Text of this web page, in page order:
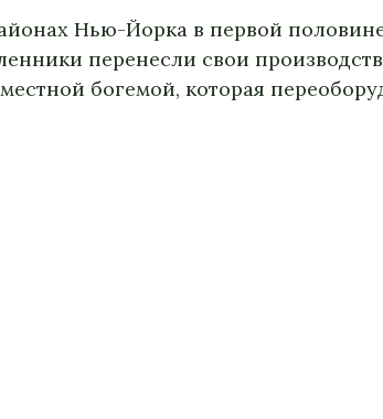
Нью-Йорка в первой
перенесли свои
богемой, которая